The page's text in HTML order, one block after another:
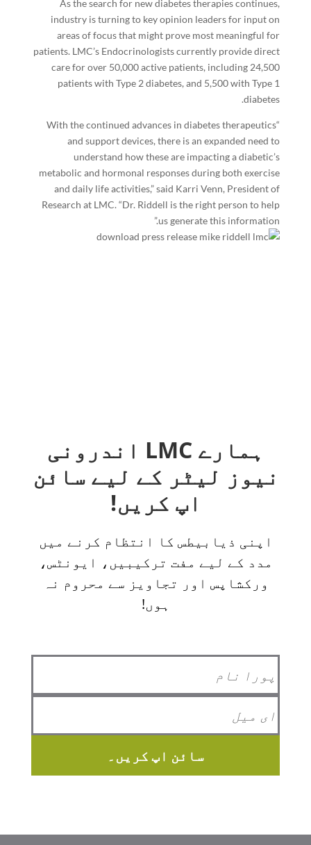
As the search for new diabetes therapies continues,
industry is turning to key opinion leaders for input on
areas of focus that might prove most meaningful for
patients. LMC’s Endocrinologists currently provide direct
care for over 50,000 active patients, including 24,500
patients with Type 2 diabetes, and 5,500 with Type 1
diabetes.
“With the continued advances in diabetes therapeutics
and support devices, there is an expanded need to
understand how these are impacting a diabetic’s
metabolic and hormonal responses during both exercise
and daily life activities,” said Karri Venn, President of
Research at LMC. “Dr. Riddell is the right person to help
us generate this information.”
ہمارے LMC اندرونی
نیوز لیٹر کے لیے سائن
اپ کریں!
اپنی ذیابیطس کا انتظام کرنے میں
مدد کے لیے مفت ترکیبیں، ایونٹس،
ورکشاپس اور تجاویز سے محروم نہ
ہوں!
سائن اپ کریں۔